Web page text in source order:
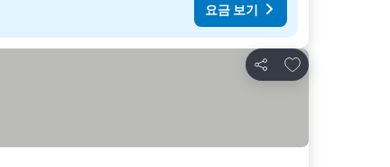
요금 보기
공유
즐겨찾기에 추가